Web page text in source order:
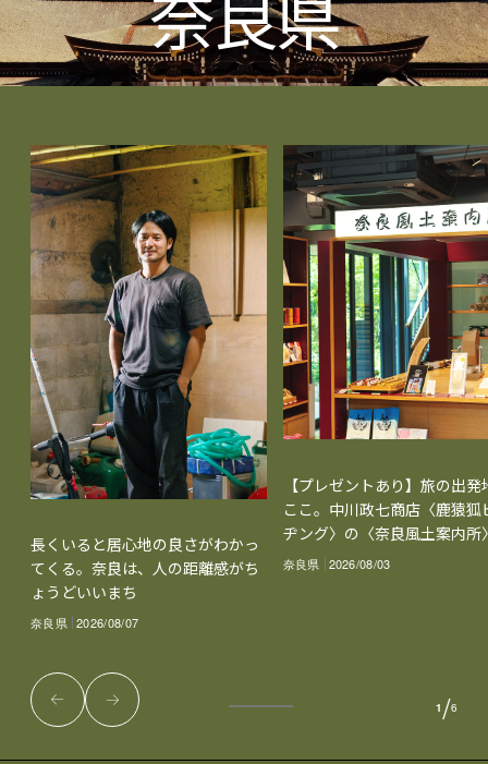
長くいると居心地の良さがわかっ
てくる。奈良は、人の距離感がち
ょうどいいまち
奈良県 2026/08/07
【プレゼントあり】旅の出発
ここ。中川政七商店〈鹿猿狐
ヂング〉の〈奈良風土案内所
奈良県 2026/08/03
1 /6